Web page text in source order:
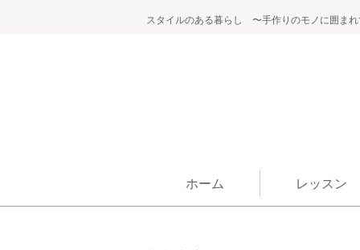
スタイルのある暮らし 〜手作りのモノに囲ま
ホーム レッスン